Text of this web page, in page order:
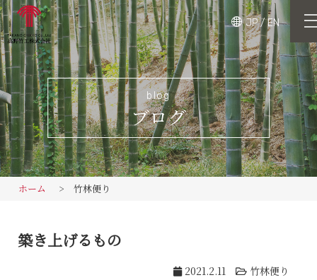
JP/EN
blog
ブログ
ホーム 竹林便り
築き上げるもの
2021.2.11 竹林便り